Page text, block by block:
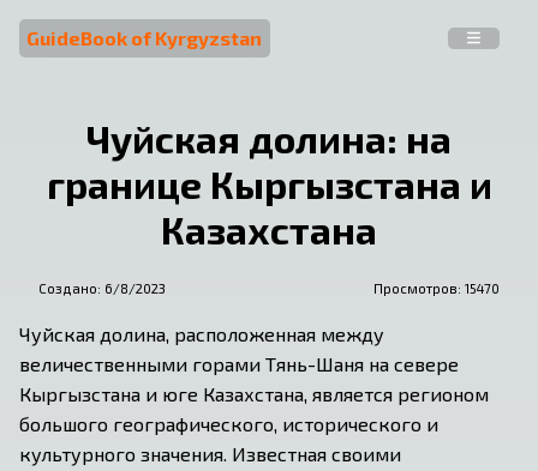
GuideBook of Kyrgyzstan
Чуйская долина: на
границе Кыргызстана и
Казахстана
Создано: 6/8/2023 Просмотров: 15470
Чуйская долина, расположенная между
величественными горами Тянь-Шаня на севере
Кыргызстана и юге Казахстана, является регионом
большого географического, исторического и
культурного значения. Известная своими